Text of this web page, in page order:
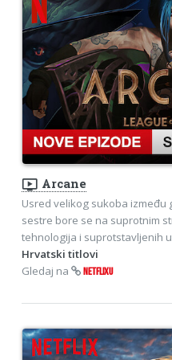
ondemand_video Arcane
Usred velikog sukoba između
sestre bore se na suprotnim
tehnologija i suprotstavljenih
Hrvatski titlovi
Gledaj na
NETFLIXU